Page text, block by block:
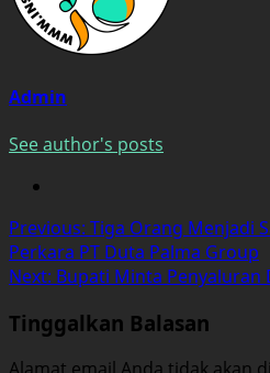
Admin
See author's posts
Post
navigation
Previous: Tiga Orang Menjadi
Perkara PT Duta Palma Group
Next: Bupati Minta Penyaluran
Tinggalkan Balasan